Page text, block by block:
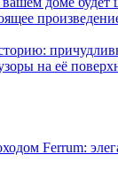
на её
Ferrum: